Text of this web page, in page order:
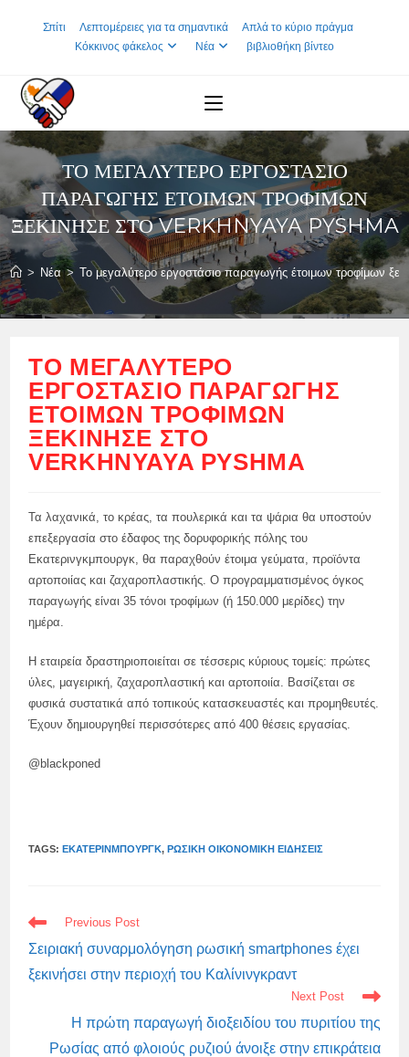
Σπίτι Λεπτομέρειες για τα σημαντικά
Απλά το κύριο πράγμα
Κόκκινος φάκελος
Νέα βιβλιοθήκη βίντεο
ΤΟ ΜΕΓΑΛΎΤΕΡΟ ΕΡΓΟΣΤΆΣΙΟ
ΠΑΡΑΓΩΓΉΣ ΈΤΟΙΜΩΝ ΤΡΟΦΊΜΩΝ
ΞΕΚΊΝΗΣΕ ΣΤΟ VERKHNYAYA PYSHMA
> Νέα > Το μεγαλύτερο εργοστάσιο παραγωγής έτοιμων τροφίμων
ΤΟ ΜΕΓΑΛΎΤΕΡΟ
ΕΡΓΟΣΤΆΣΙΟ ΠΑΡΑΓΩΓΉΣ
ΈΤΟΙΜΩΝ ΤΡΟΦΊΜΩΝ
ΞΕΚΊΝΗΣΕ ΣΤΟ
VERKHNYAYA PYSHMA
Τα λαχανικά, το κρέας, τα πουλερικά και τα ψάρια θα υποστούν
επεξεργασία στο έδαφος της δορυφορικής πόλης του
Εκατερινγκμπουργκ, θα παραχθούν έτοιμα γεύματα, προϊόντα
αρτοποιίας και ζαχαροπλαστικής. Ο προγραμματισμένος όγκος
παραγωγής είναι 35 τόνοι τροφίμων (ή 150.000 μερίδες) την
ημέρα.
Η εταιρεία δραστηριοποιείται σε τέσσερις κύριους τομείς: πρώτες
ύλες, μαγειρική, ζαχαροπλαστική και αρτοποιία. Βασίζεται σε
φυσικά συστατικά από τοπικούς κατασκευαστές και προμηθευτές.
Έχουν δημιουργηθεί περισσότερες από 400 θέσεις εργασίας.
@blackponed
TAGS:ΕΚΑΤΕΡΊΝΜΠΟΥΡΓΚ, ΡΩΣΙΚΉ ΟΙΚΟΝΟΜΙΚΉ ΕΙΔΉΣΕΙΣ
READ
MORE
ARTICLES
Previous Post
Σειριακή συναρμολόγηση ρωσική smartphones έχει
ξεκινήσει στην περιοχή του Καλίνινγκραντ
Next Post
Η πρώτη παραγωγή διοξειδίου του πυριτίου της
Ρωσίας από φλοιούς ρυζιού άνοιξε στην επικράτεια